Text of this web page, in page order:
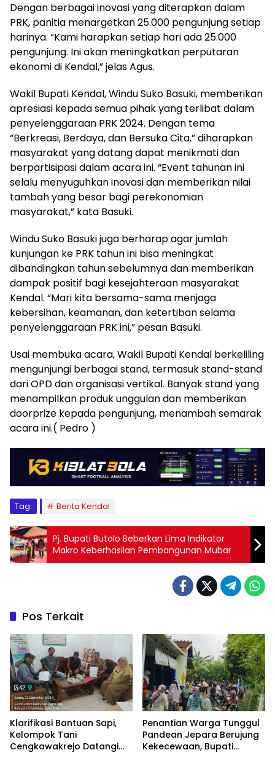
Dengan berbagai inovasi yang diterapkan dalam
PRK, panitia menargetkan 25.000 pengunjung setiap
harinya. “Kami harapkan setiap hari ada 25.000
pengunjung. Ini akan meningkatkan perputaran
ekonomi di Kendal,” jelas Agus.
Wakil Bupati Kendal, Windu Suko Basuki, memberikan
apresiasi kepada semua pihak yang terlibat dalam
penyelenggaraan PRK 2024. Dengan tema
“Berkreasi, Berdaya, dan Bersuka Cita,” diharapkan
masyarakat yang datang dapat menikmati dan
berpartisipasi dalam acara ini. “Event tahunan ini
selalu menyuguhkan inovasi dan memberikan nilai
tambah yang besar bagi perekonomian
masyarakat,” kata Basuki.
Windu Suko Basuki juga berharap agar jumlah
kunjungan ke PRK tahun ini bisa meningkat
dibandingkan tahun sebelumnya dan memberikan
dampak positif bagi kesejahteraan masyarakat
Kendal. “Mari kita bersama-sama menjaga
kebersihan, keamanan, dan ketertiban selama
penyelenggaraan PRK ini,” pesan Basuki.
Usai membuka acara, Wakil Bupati Kendal berkeliling
mengunjungi berbagai stand, termasuk stand-stand
dari OPD dan organisasi vertikal. Banyak stand yang
menampilkan produk unggulan dan memberikan
doorprize kepada pengunjung, menambah semarak
acara ini.( Pedro )
Tag: Berita Kendal
Pj. Bupati Butolo Beberkan Lima Indikator
Makro Keberhasilan Pembangunan Mubar
Pos Terkait
Klarifikasi Bantuan Sapi,
Kelompok Tani
Cengkawakrejo Datangi
Penantian Warga Tunggul
Pandean Jepara Berujung
Kekecewaan, Bupati